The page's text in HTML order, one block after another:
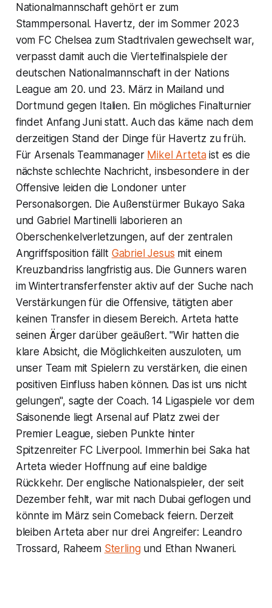
Nationalmannschaft gehört er zum
Stammpersonal. Havertz, der im Sommer 2023
vom FC Chelsea zum Stadtrivalen gewechselt war,
verpasst damit auch die Viertelfinalspiele der
deutschen Nationalmannschaft in der Nations
League am 20. und 23. März in Mailand und
Dortmund gegen Italien. Ein mögliches Finalturnier
findet Anfang Juni statt. Auch das käme nach dem
derzeitigen Stand der Dinge für Havertz zu früh.
Für Arsenals Teammanager Mikel Artetaist es die
nächste schlechte Nachricht, insbesondere in der
Offensive leiden die Londoner unter
Personalsorgen. Die Außenstürmer Bukayo Saka
und Gabriel Martinelli laborieren an
Oberschenkelverletzungen, auf der zentralen
Angriffsposition fällt Gabriel Jesus mit einem
Kreuzbandriss langfristig aus. Die Gunners waren
im Wintertransferfenster aktiv auf der Suche nach
Verstärkungen für die Offensive, tätigten aber
keinen Transfer in diesem Bereich. Arteta hatte
seinen Ärger darüber geäußert. "Wir hatten die
klare Absicht, die Möglichkeiten auszuloten, um
unser Team mit Spielern zu verstärken, die einen
positiven Einfluss haben können. Das ist uns nicht
gelungen", sagte der Coach. 14 Ligaspiele vor dem
Saisonende liegt Arsenal auf Platz zwei der
Premier League, sieben Punkte hinter
Spitzenreiter FC Liverpool. Immerhin bei Saka hat
Arteta wieder Hoffnung auf eine baldige
Rückkehr. Der englische Nationalspieler, der seit
Dezember fehlt, war mit nach Dubai geflogen und
könnte im März sein Comeback feiern. Derzeit
bleiben Arteta aber nur drei Angreifer: Leandro
Trossard, Raheem Sterlingund Ethan Nwaneri.